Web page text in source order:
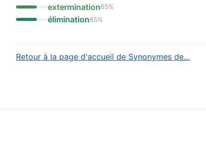
extermination65%
élimination65%
Retour à la page d'accueil de Synonymes de...